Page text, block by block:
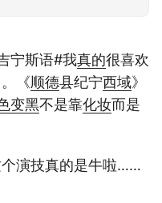
宁斯语#我真的很喜欢
《顺德县纪宁西域》
变黑不是靠化妆而是
演技真的是牛啦……